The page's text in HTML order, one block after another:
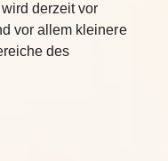
derzeit vor
vor allem kleinere
des